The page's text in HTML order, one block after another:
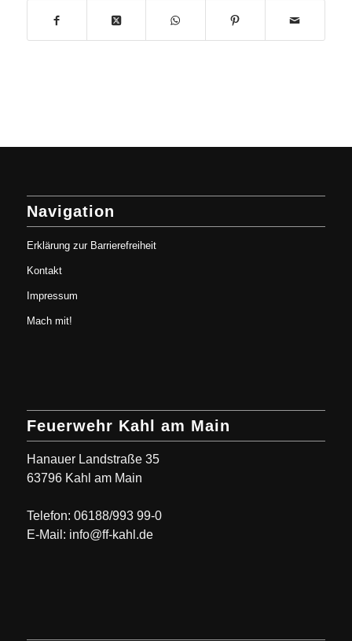
Navigation
Erklärung zur Barrierefreiheit
Kontakt
Impressum
Mach mit!
Feuerwehr Kahl am Main
Hanauer Landstraße 35
63796 Kahl am Main
Telefon: 06188/993 99-0
E-Mail: info@ff-kahl.de